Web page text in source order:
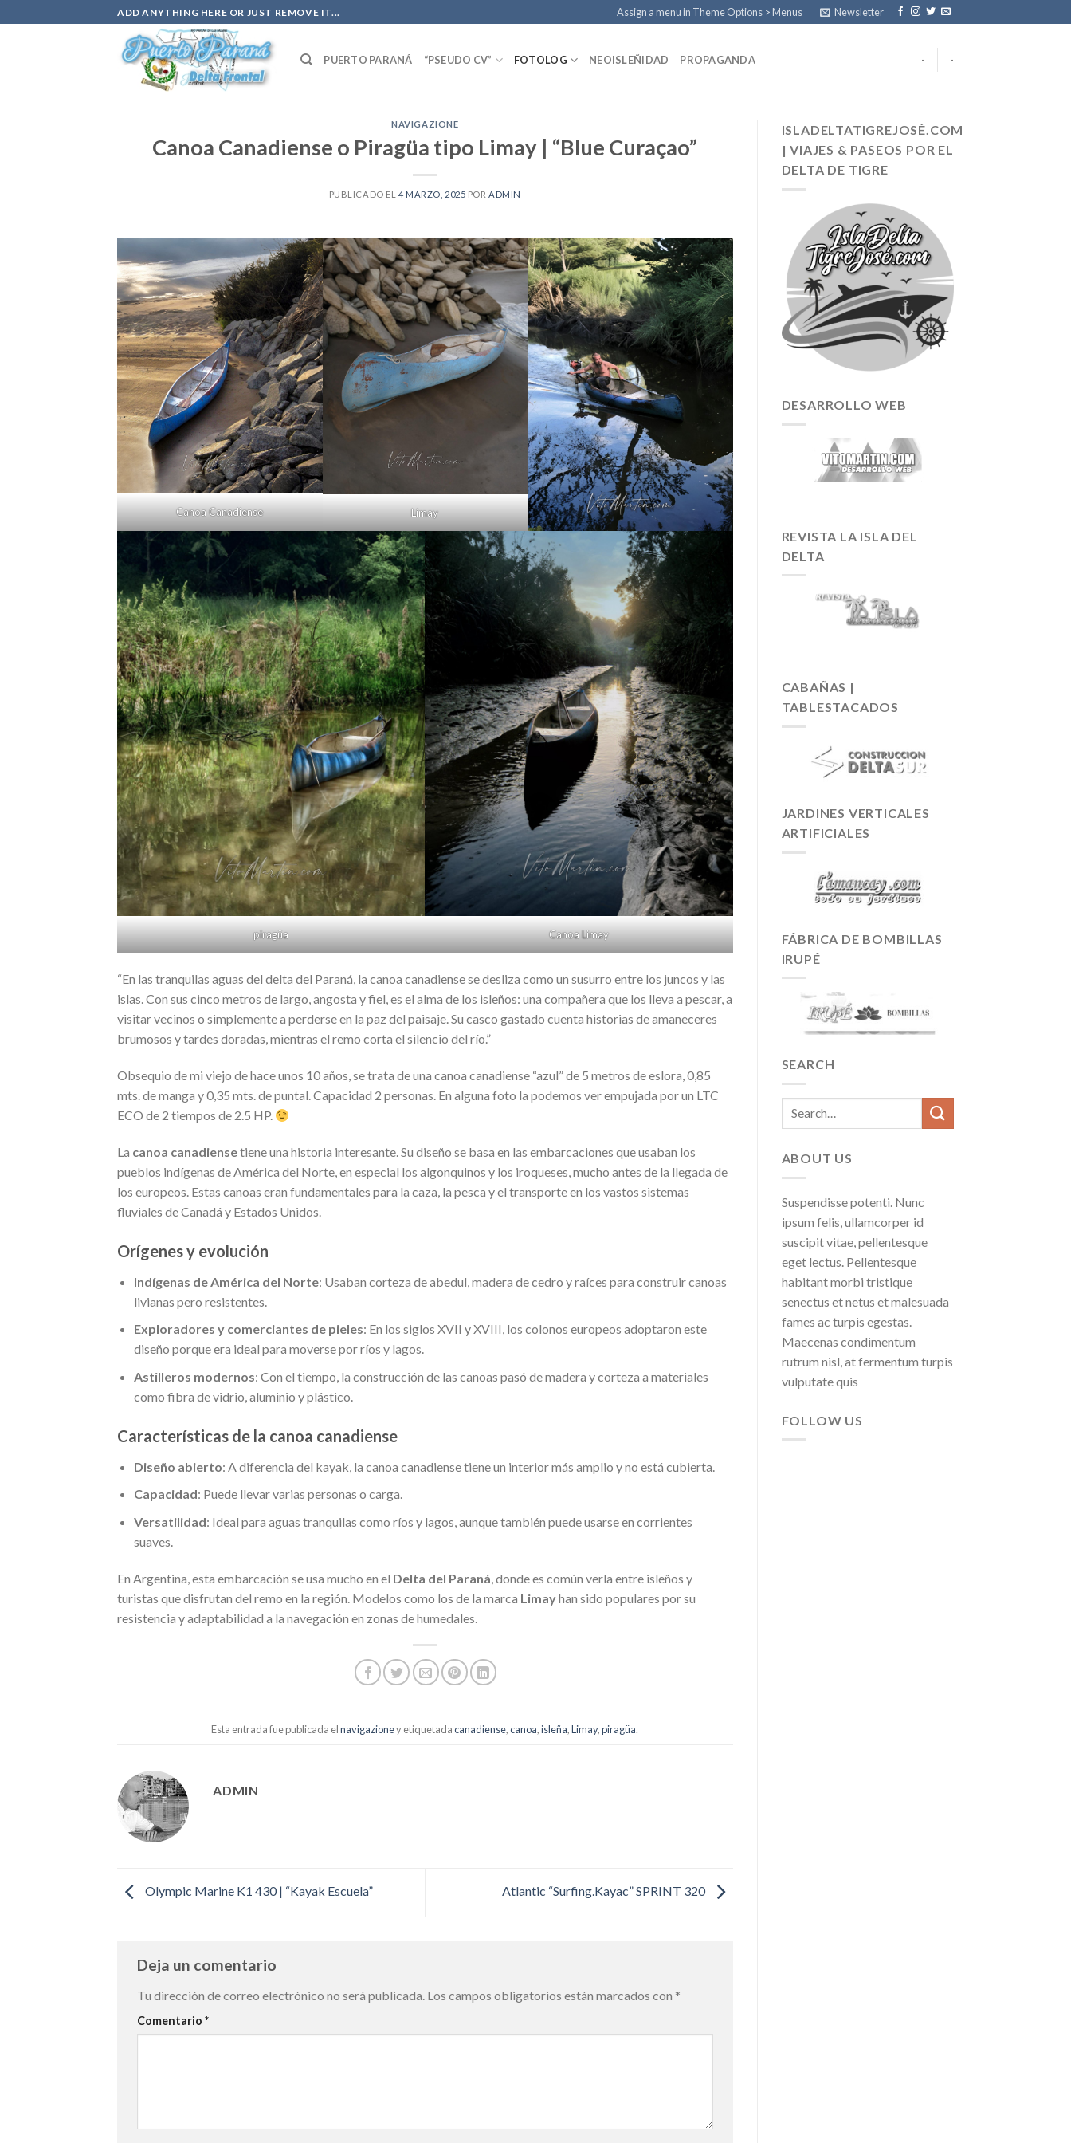
al
ADD ANYTHING HERE OR JUST REMOVE IT... Assign a menu in Theme Options > Menus Newsletter
PUERTO PARANÁ “PSEUDO CV” FOTOLOG NEOISLEÑIDAD PROPAGANDA - -
NAVIGAZIONE
Canoa Canadiense o Piragüa tipo Limay | “Blue Curaçao”
PUBLICADO EL 4 MARZO, 2025 POR ADMIN
Canoa Canadiense Limay
piragüa Canoa Limay
“En las tranquilas aguas del delta del Paraná, la canoa canadiense se desliza como un susurro entre los juncos y las
islas. Con sus cinco metros de largo, angosta y fiel, es el alma de los isleños: una compañera que los lleva a pescar, a
visitar vecinos o simplemente a perderse en la paz del paisaje. Su casco gastado cuenta historias de amaneceres
brumosos y tardes doradas, mientras el remo corta el silencio del río.”
Obsequio de mi viejo de hace unos 10 años, se trata de una canoa canadiense “azul” de 5 metros de eslora, 0,85
mts. de manga y 0,35 mts. de puntal. Capacidad 2 personas. En alguna foto la podemos ver empujada por un LTC
ECO de 2 tiempos de 2.5 HP.
La canoa canadiensetiene una historia interesante. Su diseño se basa en las embarcaciones que usaban los
pueblos indígenas de América del Norte, en especial los algonquinos y los iroqueses, mucho antes de la llegada de
los europeos. Estas canoas eran fundamentales para la caza, la pesca y el transporte en los vastos sistemas
fluviales de Canadá y Estados Unidos.
Orígenes y evolución
Indígenas de América del Norte: Usaban corteza de abedul, madera de cedro y raíces para construir canoas
livianas pero resistentes.
Exploradores y comerciantes de pieles: En los siglos XVII y XVIII, los colonos europeos adoptaron este
diseño porque era ideal para moverse por ríos y lagos.
Astilleros modernos: Con el tiempo, la construcción de las canoas pasó de madera y corteza a materiales
como fibra de vidrio, aluminio y plástico.
Características de la canoa canadiense
Diseño abierto: A diferencia del kayak, la canoa canadiense tiene un interior más amplio y no está cubierta.
Capacidad: Puede llevar varias personas o carga.
Versatilidad: Ideal para aguas tranquilas como ríos y lagos, aunque también puede usarse en corrientes
suaves.
En Argentina, esta embarcación se usa mucho en el Delta del Paraná , donde es común verla entre isleños y
turistas que disfrutan del remo en la región. Modelos como los de la marca Limayhan sido populares por su
resistencia y adaptabilidad a la navegación en zonas de humedales.
Esta entrada fue publicada elnavigazioney etiquetadacanadiense,canoa,isleña,Limay,piragüa.
ADMIN
Olympic Marine K1 430 | “Kayak Escuela” Atlantic “Surfing.Kayac” SPRINT 320
Deja un comentario
Tu dirección de correo electrónico no será publicada. Los campos obligatorios están marcados con *
Comentario *
ISLADELTATIGREJOSÉ.COM
| VIAJES & PASEOS POR EL
DELTA DE TIGRE
DESARROLLO WEB
REVISTA LA ISLA DEL
DELTA
CABAÑAS |
TABLESTACADOS
JARDINES VERTICALES
ARTIFICIALES
FÁBRICA DE BOMBILLAS
IRUPÉ
SEARCH
ABOUT US
Suspendisse potenti. Nunc
ipsum felis, ullamcorper id
suscipit vitae, pellentesque
eget lectus. Pellentesque
habitant morbi tristique
senectus et netus et malesuada
fames ac turpis egestas.
Maecenas condimentum
rutrum nisl, at fermentum turpis
vulputate quis
FOLLOW US